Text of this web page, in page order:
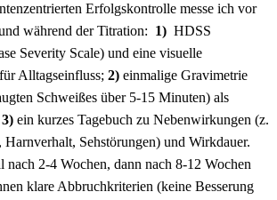
Erfolgskontrolle messe ich vor
‍während​ der Titration:
1) ⁣ HDSS
‍Severity⁢ Scale)​ und eine⁤ visuelle
Alltagseinfluss; 2) einmalige Gravimetrie
Schweißes‍ über 5-15 Minuten) als
3) ein kurzes Tagebuch zu Nebenwirkungen (z.⁢
Sehstörungen) und Wirkdauer.
2-4‌ Wochen, ⁢dann⁤ nach 8-12 ⁤Wochen
klare Abbruchkriterien ​(keine Besserung